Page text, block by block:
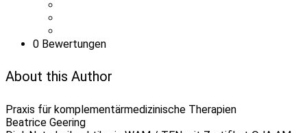
0 Bewertungen
About this Author
Praxis für komplementärmedizinische Therapien
Beatrice Geering